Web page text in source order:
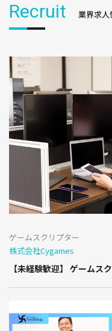
Recruit 業界求人
ゲームスクリプター
株式会社Cygames
【未経験歓迎】 ゲームス